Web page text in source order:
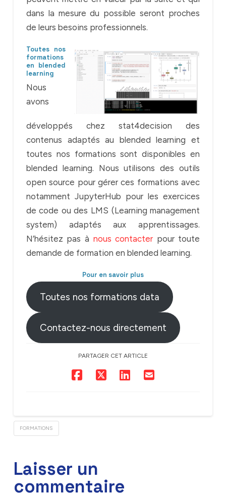
dans la mesure du possible seront proches
de leurs besoins professionnels.
Toutes nos
formations
en blended
learning
Nous
avons
développés chez stat4decision des
contenus adaptés au blended learning et
toutes nos formations sont disponibles en
blended learning. Nous utilisons des outils
open source pour gérer ces formations avec
notamment JupyterHub pour les exercices
de code ou des LMS (Learning management
system) adaptés aux apprentissages.
N’hésitez pas à nous contacter pour toute
demande de formation en blended learning.
Pour en savoir plus
Toutes nos formations data
Contactez-nous directement
PARTAGER CET ARTICLE
FORMATIONS
Laisser un
commentaire